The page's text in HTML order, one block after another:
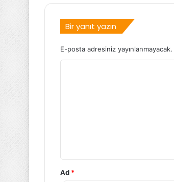
Bir yanıt yazın
E-posta adresiniz yayınlanmayacak.
Ad *